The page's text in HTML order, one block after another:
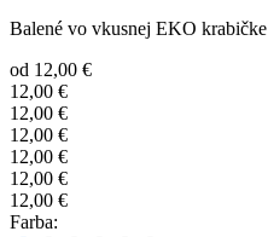
Balené vo vkusnej EKO krabičke
od 12,00 €
12,00 €
12,00 €
12,00 €
12,00 €
12,00 €
12,00 €
Farba: